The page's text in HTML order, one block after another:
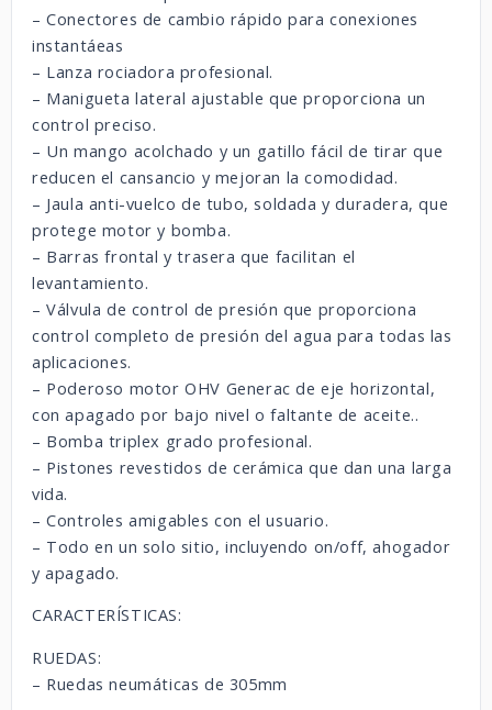
– Conectores de cambio rápido para conexiones
instantáeas
– Lanza rociadora profesional.
– Manigueta lateral ajustable que proporciona un
control preciso.
– Un mango acolchado y un gatillo fácil de tirar que
reducen el cansancio y mejoran la comodidad.
– Jaula anti-vuelco de tubo, soldada y duradera, que
protege motor y bomba.
– Barras frontal y trasera que facilitan el
levantamiento.
– Válvula de control de presión que proporciona
control completo de presión del agua para todas las
aplicaciones.
– Poderoso motor OHV Generac de eje horizontal,
con apagado por bajo nivel o faltante de aceite..
– Bomba triplex grado profesional.
– Pistones revestidos de cerámica que dan una larga
vida.
– Controles amigables con el usuario.
– Todo en un solo sitio, incluyendo on/off, ahogador
y apagado.
CARACTERÍSTICAS:
RUEDAS:
– Ruedas neumáticas de 305mm